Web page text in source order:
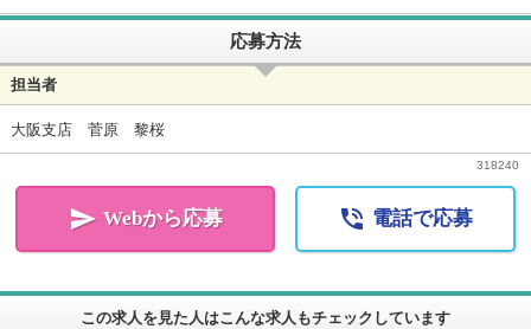
応募方法
担当者
大阪支店 菅原 黎桜
318240
 Webから応募  電話で応募
この求人を見た人はこんな求人もチェックしています